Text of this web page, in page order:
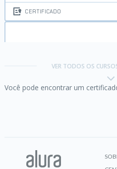
CERTIFICADO
VER TODOS OS
Você pode encontrar um